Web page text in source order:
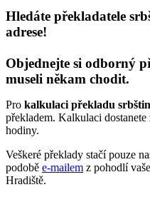
Hledáte překladatele
adrese!
Objednejte si odborný
museli někam chodit.
Pro kalkulaci překladu
překladem. Kalkulaci
hodiny.
Veškeré překlady stačí pouze
podobě e-mailem z pohodlí
Hradiště.